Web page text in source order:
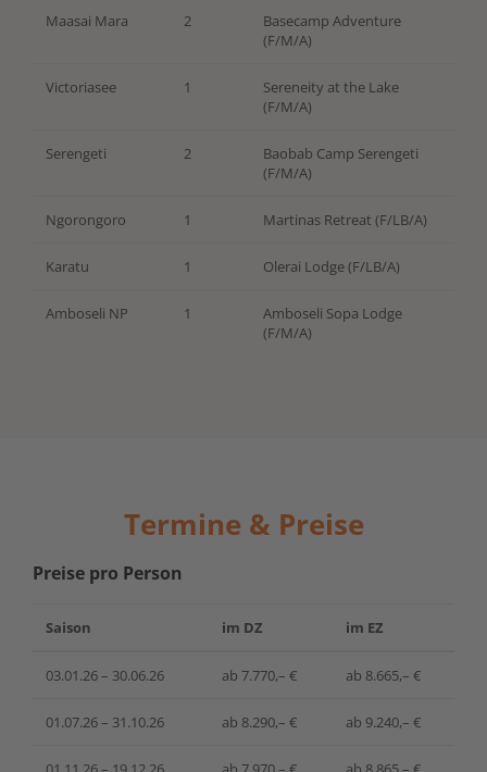
Maasai Mara 2
Basecamp Adventure
(F/M/A)
Victoriasee 1
Sereneity at the Lake
(F/M/A)
Serengeti 2
Baobab Camp Serengeti
(F/M/A)
Ngorongoro 1 Martinas Retreat (F/LB/A)
Karatu 1 Olerai Lodge (F/LB/A)
Amboseli NP 1
Amboseli Sopa Lodge
(F/M/A)
Termine & Preise
Preise pro Person
Saison im DZ im EZ
03.01.26 – 30.06.26 ab 7.770,– € ab 8.665,– €
01.07.26 – 31.10.26 ab 8.290,– € ab 9.240,– €